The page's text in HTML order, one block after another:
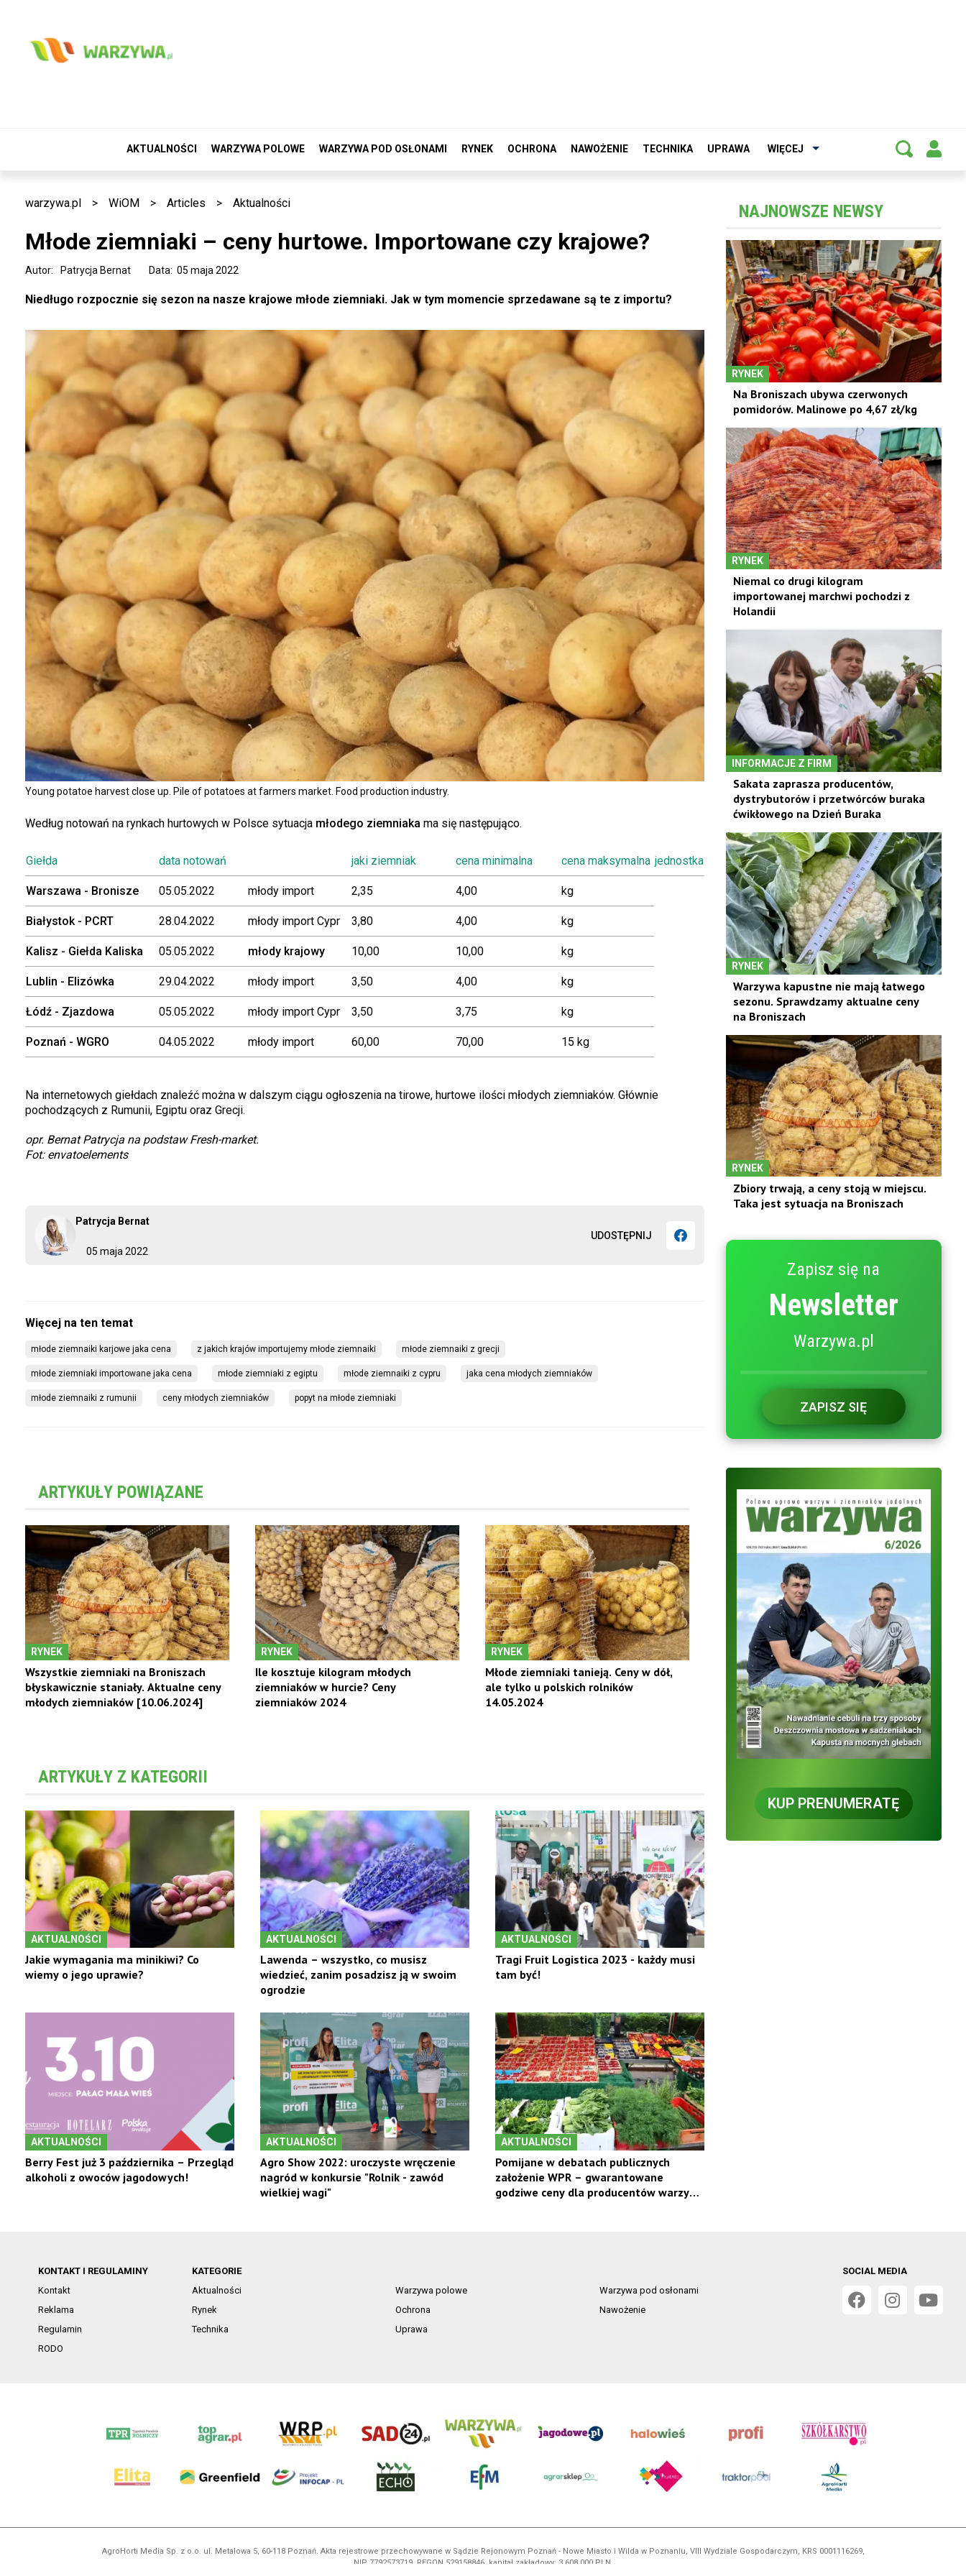
AKTUALNOŚCI WARZYWA POLOWE WARZYWA POD OSŁONAMI RYNEK OCHRONA NAWOŻENIE TECHNIKA UPRAWA WIĘCEJ
warzywa.pl > WiOM > Articles > Aktualności
Young potatoe harvest close up. Pile of potatoes at farmers market. Food production industry.
Młode ziemniaki – ceny hurtowe. Importowane czy krajowe?
Data: 05 maja 2022
Autor: Patrycja Bernat
05 maja 2022
Patrycja Bernat
UDOSTĘPNIJ
Niedługo rozpocznie się sezon na nasze krajowe młode ziemniaki. Jak w tym momencie sprzedawane są te z importu?
Według notowań na rynkach hurtowych w Polsce sytuacja młodego ziemniaka ma się następująco.
Giełda data notowań jaki ziemniak cena minimalna cena maksymalna jednostka
Warszawa - Bronisze 05.05.2022 młody import 2,35 4,00 kg
Białystok - PCRT 28.04.2022 młody import Cypr 3,80 4,00 kg
Kalisz - Giełda Kaliska 05.05.2022 młody krajowy 10,00 10,00 kg
Lublin - Elizówka 29.04.2022 młody import 3,50 4,00 kg
Łódź - Zjazdowa 05.05.2022 młody import Cypr 3,50 3,75 kg
Poznań - WGRO 04.05.2022 młody import 60,00 70,00 15 kg
Na internetowych giełdach znaleźć można w dalszym ciągu ogłoszenia na tirowe, hurtowe ilości młodych ziemniaków. Głównie
pochodzących z Rumunii, Egiptu oraz Grecji.
opr. Bernat Patrycja na podstaw Fresh-market.
Fot: envatoelements
młode ziemnaiki karjowe jaka cena z jakich krajów importujemy młode ziemnaiki młode ziemnaiki z grecji
młode ziemniaki importowane jaka cena młode ziemniaki z egiptu młode ziemnaiki z cypru jaka cena młodych ziemniaków
młode ziemnaiki z rumunii ceny młodych ziemniaków popyt na młode ziemniaki
ARTYKUŁY POWIĄZANE
RYNEK
Wszystkie ziemniaki na Broniszach
błyskawicznie staniały. Aktualne ceny
młodych ziemniaków [10.06.2024]
RYNEK
Ile kosztuje kilogram młodych
ziemniaków w hurcie? Ceny
ziemniaków 2024
RYNEK
Młode ziemniaki tanieją. Ceny w dół,
ale tylko u polskich rolników
14.05.2024
ARTYKUŁY Z KATEGORII
AKTUALNOŚCI
Jakie wymagania ma minikiwi? Co
wiemy o jego uprawie?
AKTUALNOŚCI
Lawenda – wszystko, co musisz
wiedzieć, zanim posadzisz ją w swoim
ogrodzie
AKTUALNOŚCI
Tragi Fruit Logistica 2023 - każdy musi
tam być!
AKTUALNOŚCI
Berry Fest już 3 października – Przegląd
alkoholi z owoców jagodowych!
AKTUALNOŚCI
Agro Show 2022: uroczyste wręczenie
nagród w konkursie "Rolnik - zawód
wielkiej wagi"
AKTUALNOŚCI
Pomijane w debatach publicznych
założenie WPR – gwarantowane
godziwe ceny dla producentów warzyw i
NAJNOWSZE NEWSY
RYNEK
Na Broniszach ubywa czerwonych
pomidorów. Malinowe po 4,67 zł/kg
RYNEK
Niemal co drugi kilogram
importowanej marchwi pochodzi z
Holandii
INFORMACJE Z FIRM
Sakata zaprasza producentów,
dystrybutorów i przetwórców buraka
ćwikłowego na Dzień Buraka
RYNEK
Warzywa kapustne nie mają łatwego
sezonu. Sprawdzamy aktualne ceny
na Broniszach
RYNEK
Zbiory trwają, a ceny stoją w miejscu.
Taka jest sytuacja na Broniszach
Zapisz się na
Newsletter
Warzywa.pl
ZAPISZ SIĘ
KUP PRENUMERATĘ
KONTAKT I REGULAMINY
Kontakt
Reklama
Regulamin
RODO
KATEGORIE
Aktualności
Warzywa polowe
Warzywa pod osłonami
Rynek
Ochrona
Nawożenie
Technika
Uprawa
SOCIAL MEDIA
AgroHorti Media Sp. z o.o. ul. Metalowa 5, 60-118 Poznań. Akta rejestrowe przechowywane w Sądzie Rejonowym Poznań - Nowe Miasto i Wilda w Poznaniu, VIII Wydziale Gospodarczym, KRS 0001116269,
NIP 7792573719, REGON 529158846, kapitał zakładowy: 3.608.000 PLN.